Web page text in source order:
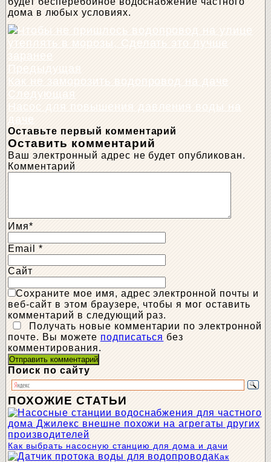
дома в любых условиях.
Предыдущая
Как не заморозить водопровод на даче
Следующая
Насос для повышения давления воды на
даче
Оставьте первый комментарий
Оставить комментарий
Ваш электронный адрес не будет опубликован.
Комментарий
Имя*
Email*
Сайт
Сохраните мое имя, адрес электронной почты и
веб-сайт в этом браузере, чтобы я мог оставить
комментарий в следующий раз.
Получать новые комментарии по электронной
почте. Вы можете подписаться без
комментирования.
Поиск по сайту
ПОХОЖИЕ СТАТЬИ
Как выбрать насосную станцию для дома и дачи
Как